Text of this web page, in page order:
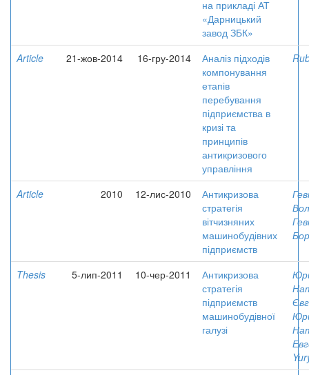
на прикладі АТ
«Дарницький
завод ЗБК»
Article 21-жов-2014 16-гру-2014
Аналіз підходів
компонування
етапів
перебування
підприємства в
кризі та
принципів
антикризового
управління
Article 2010 12-лис-2010
Антикризова
стратегія
вітчизняних
машинобудівних
підприємств
Thesis 5-лип-2011 10-чер-2011
Антикризова
стратегія
підприємств
машинобудівної
галузі